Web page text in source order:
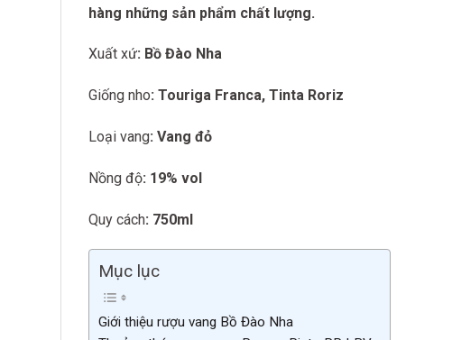
hàng những sản phẩm chất lượng.
Xuất xứ: Bồ Đào Nha
Giống nho: Touriga Franca, Tinta Roriz
Loại vang: Vang đỏ
Nồng độ: 19% vol
Quy cách: 750ml
Mục lục
Giới thiệu rượu vang Bồ Đào Nha